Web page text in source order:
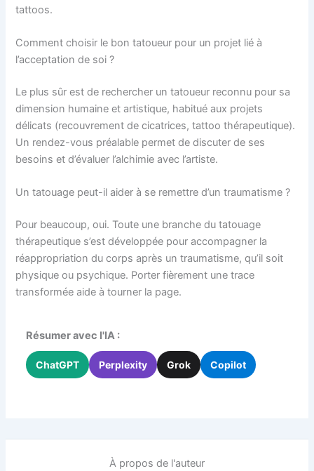
tattoos.
Comment choisir le bon tatoueur pour un projet lié à
l’acceptation de soi ?
Le plus sûr est de rechercher un tatoueur reconnu pour sa
dimension humaine et artistique, habitué aux projets
délicats (recouvrement de cicatrices, tattoo thérapeutique).
Un rendez-vous préalable permet de discuter de ses
besoins et d’évaluer l’alchimie avec l’artiste.
Un tatouage peut-il aider à se remettre d’un traumatisme ?
Pour beaucoup, oui. Toute une branche du tatouage
thérapeutique s’est développée pour accompagner la
réappropriation du corps après un traumatisme, qu’il soit
physique ou psychique. Porter fièrement une trace
transformée aide à tourner la page.
Résumer avec l'IA :
ChatGPT Perplexity Grok Copilot
À propos de l'auteur